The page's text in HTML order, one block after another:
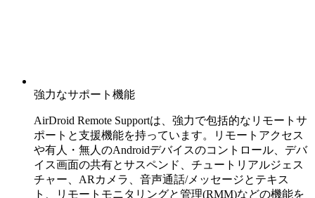
強力なサポート機能
AirDroid Remote Supportは、強力で包括的なリモートサ
ポートと支援機能を持っています。リモートアクセス
や有人・無人のAndroidデバイスのコントロール、デバ
イス画面の共有とサスペンド、チュートリアルジェス
チャー、ARカメラ、音声通話/メッセージとテキス
ト、リモートモニタリングと管理(RMM)などの機能を